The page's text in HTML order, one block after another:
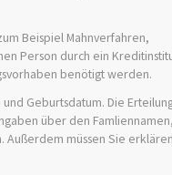
Beispiel Mahnverfahren,
Person durch ein
benötigt werden.
Geburtsdatum. Die
über den Famliennamen,
Außerdem müssen Sie